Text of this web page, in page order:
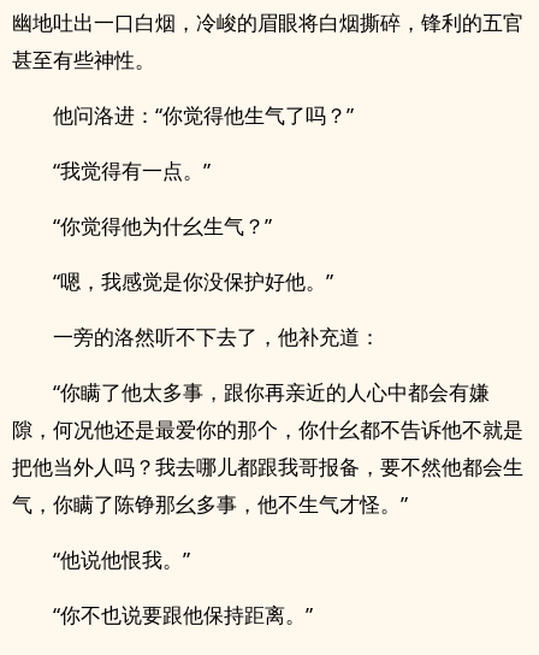
幽地吐出一口白烟，冷峻的眉眼将白烟撕碎，锋利的五官
甚至有些神性。
他问洛进：“你觉得他生气了吗？”
“我觉得有一点。”
“你觉得他为什幺生气？”
“嗯，我感觉是你没保护好他。”
一旁的洛然听不下去了，他补充道：
“你瞒了他太多事，跟你再亲近的人心中都会有嫌
隙，何况他还是最爱你的那个，你什幺都不告诉他不就是
把他当外人吗？我去哪儿都跟我哥报备，要不然他都会生
气，你瞒了陈铮那幺多事，他不生气才怪。”
“他说他恨我。”
“你不也说要跟他保持距离。”